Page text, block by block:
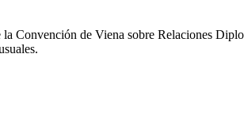
de Viena sobre Relaciones